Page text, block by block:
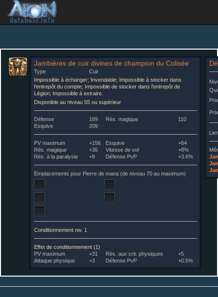
Jambières de cuir divines de champion du Colisée
Type
Cuir
Impossible à échanger; Invendable; Impossible à stocker dans
l'entrepôt du compte; Impossible de stocker dans l'entrepôt de
Légion; Impossible à extraire.
Disponible au niveau 55 ou supérieur
Défense 189 Rés. magique
110
Esquive
209
PV maximum +156 Esquive
+64
Rés. magique
+35 Vitesse de vol
+8%
Rés. à la paralysie
+9 Défense PvP +3.6%
Emplacements pour Pierre de mana (de niveau 70 au maximum)
Conditionnement niv. 1
Effet de conditionnement (1)
PV maximum
+31 Rés. aux crit. physiques
+5
Attaque physique
+3 Défense PvP +0.5%